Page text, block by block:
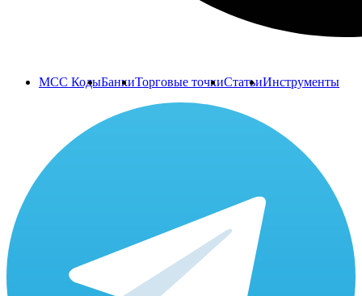
MCC КодыБанкиТорговые точкиСтатьиИнструменты